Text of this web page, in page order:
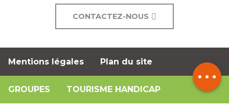
Description
CONTACTEZ-NOUS
Mentions légales Plan du site
GROUPES TOURISME HANDICAP